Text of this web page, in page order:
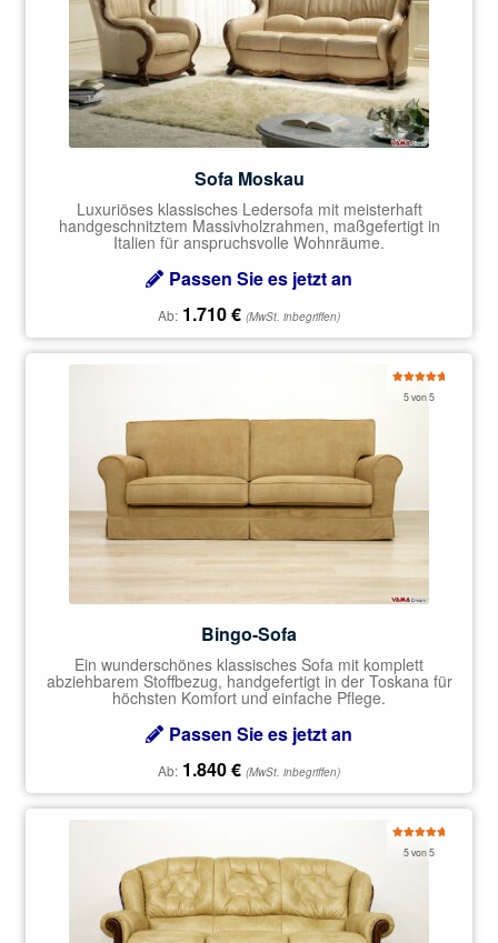
Sofa Moskau
Luxuriöses klassisches Ledersofa mit meisterhaft
handgeschnitztem Massivholzrahmen, maßgefertigt in
Italien für anspruchsvolle Wohnräume.
Passen Sie es jetzt an
Ab: 1.710€ (MwSt. inbegriffen)
5 von 5
Bingo-Sofa
Ein wunderschönes klassisches Sofa mit komplett
abziehbarem Stoffbezug, handgefertigt in der Toskana für
höchsten Komfort und einfache Pflege.
Passen Sie es jetzt an
Ab: 1.840€ (MwSt. inbegriffen)
5 von 5